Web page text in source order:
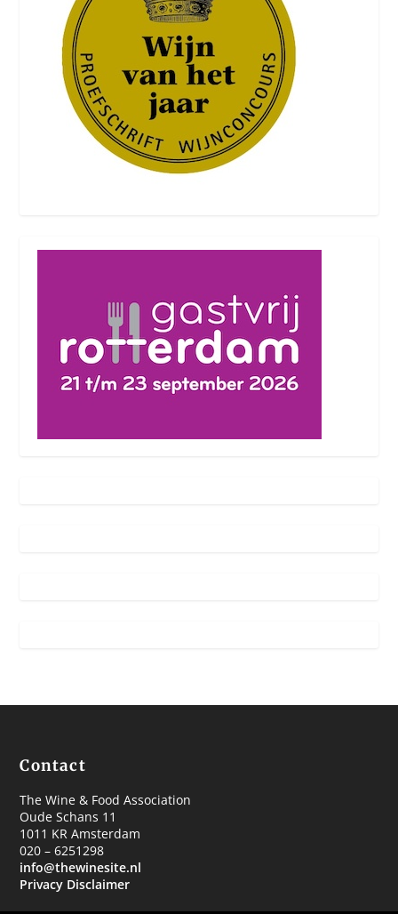
Contact
The Wine & Food Association
Oude Schans 11
1011 KR Amsterdam
020 – 6251298
info@thewinesite.nl
Privacy Disclaimer